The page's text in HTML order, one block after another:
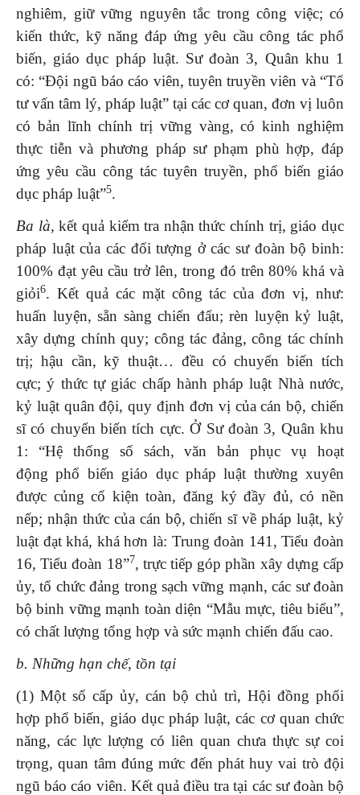
nghiêm, giữ vững nguyên tắc trong công việc; có
kiến thức, kỹ năng đáp ứng yêu cầu công tác phổ
biến, giáo dục pháp luật. Sư đoàn 3, Quân khu 1
có: “Đội ngũ báo cáo viên, tuyên truyền viên và “Tổ
tư vấn tâm lý, pháp luật” tại các cơ quan, đơn vị luôn
có bản lĩnh chính trị vững vàng, có kinh nghiệm
thực tiễn và phương pháp sư phạm phù hợp, đáp
ứng yêu cầu công tác tuyên truyền, phổ biến giáo
dục pháp luật”5.
Ba là,kết quả kiểm tra nhận thức chính trị, giáo dục
pháp luật của các đối tượng ở các sư đoàn bộ binh:
100% đạt yêu cầu trở lên, trong đó trên 80% khá và
giỏi6. Kết quả các mặt công tác của đơn vị, như:
huấn luyện, sẵn sàng chiến đấu; rèn luyện kỷ luật,
xây dựng chính quy; công tác đảng, công tác chính
trị; hậu cần, kỹ thuật… đều có chuyển biến tích
cực; ý thức tự giác chấp hành pháp luật Nhà nước,
kỷ luật quân đội, quy định đơn vị của cán bộ, chiến
sĩ có chuyển biến tích cực. Ở Sư đoàn 3, Quân khu
1: “Hệ thống sổ sách, văn bản phục vụ hoạt
động phổ biến giáo dục pháp luật thường xuyên
được củng cố kiện toàn, đăng ký đầy đủ, có nền
nếp; nhận thức của cán bộ, chiến sĩ về pháp luật, kỷ
luật đạt khá, khá hơn là: Trung đoàn 141, Tiểu đoàn
16, Tiểu đoàn 18”7, trực tiếp góp phần xây dựng cấp
ủy, tổ chức đảng trong sạch vững mạnh, các sư đoàn
bộ binh vững mạnh toàn diện “Mẫu mực, tiêu biểu”,
có chất lượng tổng hợp và sức mạnh chiến đấu cao.
b. Những hạn chế, tồn tại
(1) Một số cấp ủy, cán bộ chủ trì, Hội đồng phối
hợp phổ biến, giáo dục pháp luật, các cơ quan chức
năng, các lực lượng có liên quan chưa thực sự coi
trọng, quan tâm đúng mức đến phát huy vai trò đội
ngũ báo cáo viên. Kết quả điều tra tại các sư đoàn bộ